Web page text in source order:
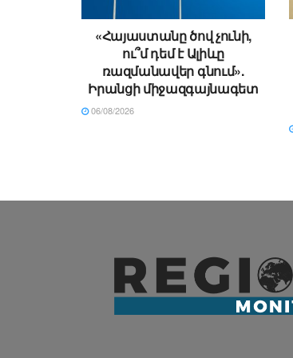
«Հայաստանը ծով չունի,
ու՞մ դեմ է Ալիևը
ռազմանավեր գնում».
Իրանցի միջազգայնագետ
06/08/2026